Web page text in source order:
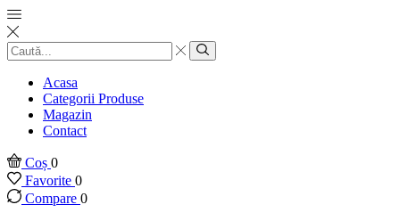
Introducere
căutare
Căutare
Acasa
Categorii Produse
Magazin
Contact
Coș 0
Favorite 0
Compare 0